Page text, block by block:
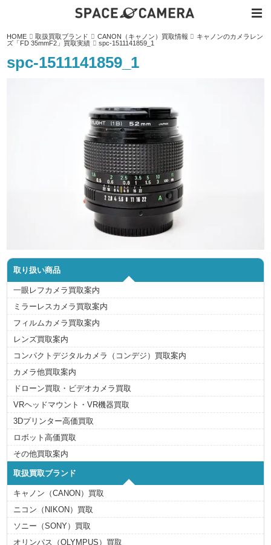
容
を
ッ
HOME 取扱買取ブランド CANON（キャノン）買取情報
キャノンのカメラレン
ズ「FD 35mmF2」買取実績
spc-1511141859_1
spc-1511141859_1
取り扱い商品
一眼レフカメラ買取案内
ミラーレスカメラ買取案内
フィルムカメラ買取案内
レンズ買取案内
コンパクトデジタルカメラ（コンデジ）買取案内
カメラ他買取案内
ドローン買取・ビデオカメラ買取
VRヘッドマウント・VR機器買取
3Dプリンター高価買取
ロボット高価買取
その他買取案内
取扱買取ブランド
キャノン（CANON）買取
ニコン（NIKON）買取
ソニー（SONY）買取
オリンパス（OLYMPUS）買取